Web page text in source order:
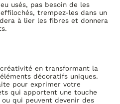
usés, pas besoin de les
trempez-les dans un
à lier les fibres et donnera
en transformant la
décoratifs uniques.
pour exprimer votre
qui apportent une touche
qui peuvent devenir des